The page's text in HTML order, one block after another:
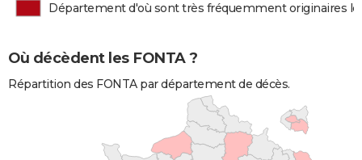
Département d'où sont très fréquemment originaires
Où décèdent les FONTA ?
Répartition des FONTA par département de décès.